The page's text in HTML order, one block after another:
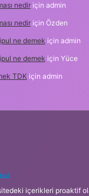
nediriçin admin
nediriçin Özden
ne demek için admin
ne demek için Yüce
TDKiçin admin
içerikleri proaktif